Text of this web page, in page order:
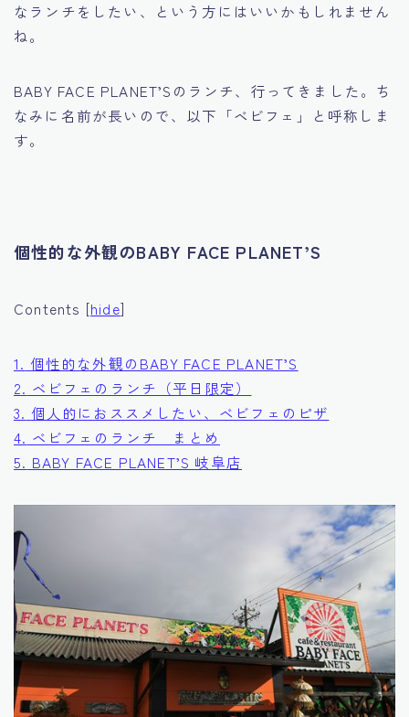
なランチをしたい、という方にはいいかもしれません
ね。
BABY FACE PLANET’Sのランチ、行ってきました。ち
なみに名前が長いので、以下「ベビフェ」と呼称しま
す。
個性的な外観のBABY FACE PLANET’S
Contents [hide]
1. 個性的な外観のBABY FACE PLANET’S
2. ベビフェのランチ（平日限定）
3. 個人的におススメしたい、ベビフェのピザ
4. ベビフェのランチ まとめ
5. BABY FACE PLANET’S 岐阜店